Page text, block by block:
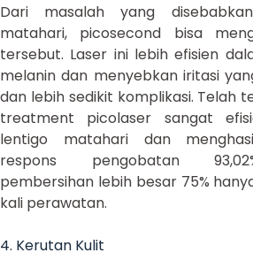
Dari masalah yang
matahari, picosecond bisa
tersebut. Laser ini lebih efisien
melanin dan menyebkan iritasi
dan lebih sedikit komplikasi. Telah
treatment picolaser sangat
lentigo matahari dan
respons pengobatan
pembersihan lebih besar 75%
kali perawatan.
4. Kerutan Kulit